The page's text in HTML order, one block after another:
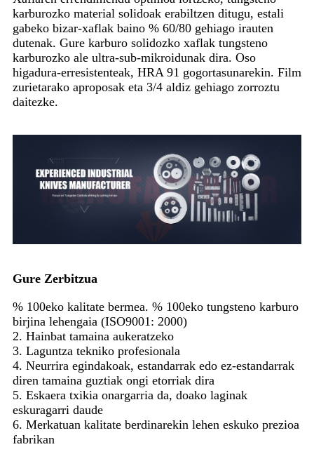
karburozko material solidoak erabiltzen ditugu, estali
gabeko bizar-xaflak baino % 60/80 gehiago irauten
dutenak. Gure karburo solidozko xaflak tungsteno
karburozko ale ultra-sub-mikroidunak dira. Oso
higadura-erresistenteak, HRA 91 gogortasunarekin. Film
zurietarako aproposak eta 3/4 aldiz gehiago zorroztu
daitezke.
Gure Zerbitzua
% 100eko kalitate bermea. % 100eko tungsteno karburo
birjina lehengaia (ISO9001: 2000)
2. Hainbat tamaina aukeratzeko
3. Laguntza tekniko profesionala
4. Neurrira egindakoak, estandarrak edo ez-estandarrak
diren tamaina guztiak ongi etorriak dira
5. Eskaera txikia onargarria da, doako laginak
eskuragarri daude
6. Merkatuan kalitate berdinarekin lehen eskuko prezioa
fabrikan